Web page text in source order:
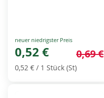
Special
Price
0,52 € 0,69 €
0,52 € / 1 Stück (St)